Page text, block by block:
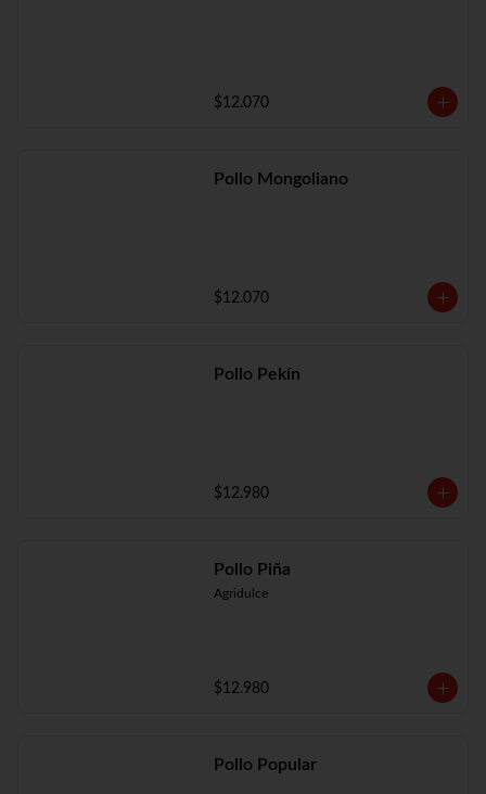
$12.070
Pollo Mongoliano
$12.070
Pollo Pekín
$12.980
Pollo Piña
Agridulce
$12.980
Pollo Popular